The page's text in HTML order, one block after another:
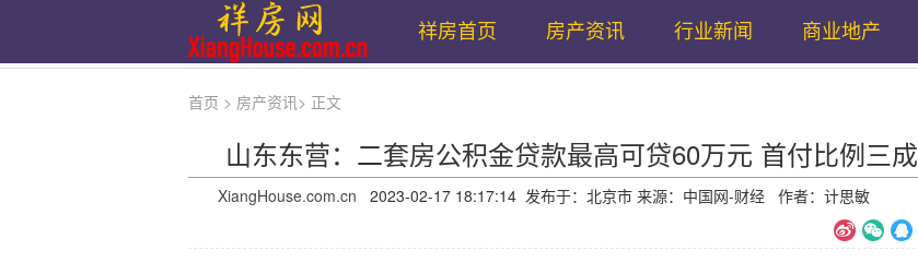
祥房首页 房产资讯 行业新闻 商业地产
首页 > 房产资讯> 正文
山东东营：二套房公积金贷款最高可贷60万元 首付比例三成
XiangHouse.com.cn 2023-02-17 18:17:14 发布于：北京市 来源：中国网-财经 作者：计思敏